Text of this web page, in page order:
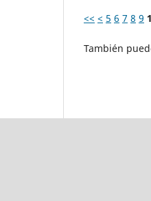
<< < 5 6 7 8 9
También